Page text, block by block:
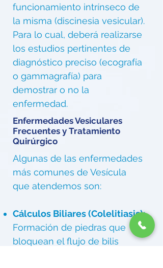
funcionamiento intrínseco de
la misma (discinesia vesicular).
Para lo cual, deberá realizarse
los estudios pertinentes de
diagnóstico preciso (ecografía
o gammagrafía) para
demostrar o no la
enfermedad.
Enfermedades Vesiculares
Frecuentes y Tratamiento
Quirúrgico
Algunas de las enfermedades
más comunes de Vesícula
que atendemos son:
Cálculos Biliares (Colelitiasis):
Formación de piedras que
bloquean el flujo de bilis